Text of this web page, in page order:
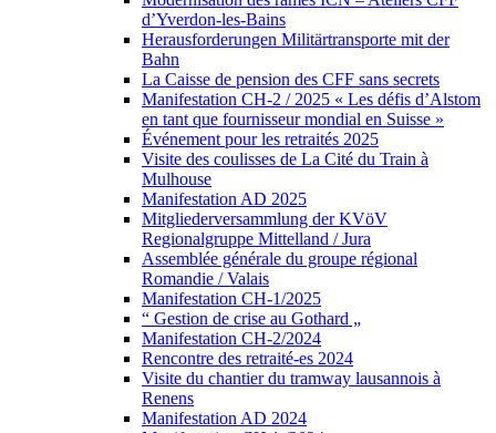
d’Yverdon-les-Bains
Herausforderungen Militärtransporte mit der
Bahn
La Caisse de pension des CFF sans secrets
Manifestation CH-2 / 2025 « Les défis d’Alstom
en tant que fournisseur mondial en Suisse »
Événement pour les retraités 2025
Visite des coulisses de La Cité du Train à
Mulhouse
Manifestation AD 2025
Mitgliederversammlung der KVöV
Regionalgruppe Mittelland / Jura
Assemblée générale du groupe régional
Romandie / Valais
Manifestation CH-1/2025
“ Gestion de crise au Gothard „
Manifestation CH-2/2024
Rencontre des retraité-es 2024
Visite du chantier du tramway lausannois à
Renens
Manifestation AD 2024